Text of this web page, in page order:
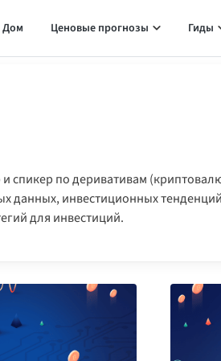
Дом Ценовые прогнозы Гиды
по деривативам
инвестиционных
для инвестиций.